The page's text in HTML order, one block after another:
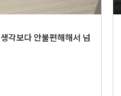
각보다 안불편해해서 넘